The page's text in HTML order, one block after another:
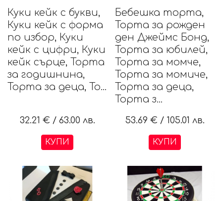
Куки кейк с букви,
Куки кейк с форма
по избор, Куки
кейк с цифри, Куки
кейк сърце, Торта
за годишнина,
Торта за деца, То...
32.21 € / 63.00 лв.
КУПИ
Бебешка торта,
Торта за рожден
ден Джеймс Бонд,
Торта за юбилей,
Торта за момче,
Торта за момиче,
Торта за деца,
Торта з...
53.69 € / 105.01 лв.
КУПИ